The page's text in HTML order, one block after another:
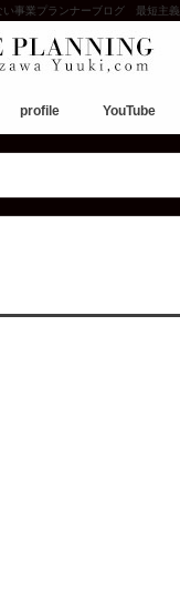
い事業プランナーブログ 最短主義
profile YouTube